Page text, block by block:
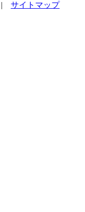
サイトマップ